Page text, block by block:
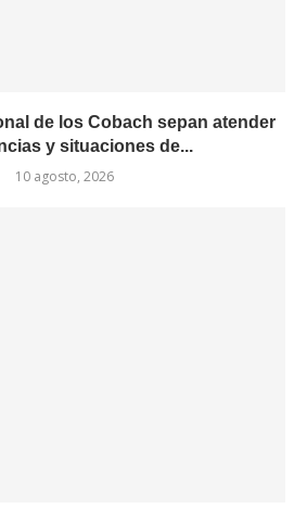
de los Cobach sepan atender
y situaciones de...
10 agosto, 2026